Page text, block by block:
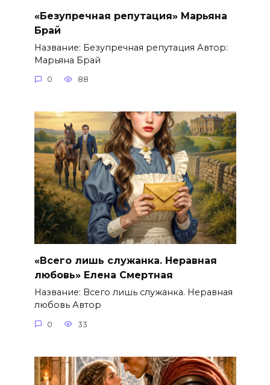
«Безупречная репутация» Марьяна
Брай
Название: Безупречная репутация Автор:
Марьяна Брай
0 88
«Всего лишь служанка. Неравная
любовь» Елена Смертная
Название: Всего лишь служанка. Неравная
любовь Автор
0 33